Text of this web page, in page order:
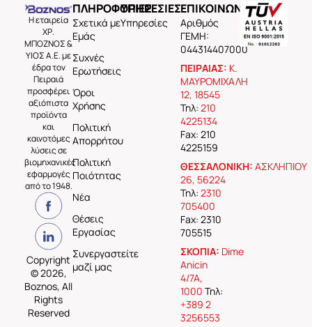
Η εταιρεία
ΧΡ.
ΜΠΟΖΝΟΣ &
ΥΙΟΣ Α.Ε. με
έδρα τον
Πειραιά
προσφέρει
αξιόπιστα
προϊόντα
και
καινοτόμες
λύσεις σε
βιομηχανικές
εφαρμογές
από το 1948.
Copyright
© 2026,
Boznos, All
Rights
Reserved
ΠΛΗΡΟΦΟΡΙΕΣ
Σχετικά με
Εμάς
Συχνές
Ερωτήσεις
Όροι
Χρήσης
Πολιτική
Απορρήτου
Πολιτική
Ποιότητας
Νέα
Θέσεις
Εργασίας
Συνεργαστείτε
μαζί μας
ΥΠΗΡΕΣΙΕΣ
Υπηρεσίες
ΕΠΙΚΟΙΝΩΝΙΑ
Aριθμός
ΓΕΜΗ:
044314407000
ΠΕΙΡΑΙΑΣ: Κ.
ΜΑΥΡΟΜΙΧΑΛΗ
12, 18545
Τηλ: 210
4225134
Fax: 210
4225159
ΘΕΣΣΑΛΟΝΙΚΗ: ΑΣΚΛΗΠΙΟΥ
26, 56224
Τηλ: 2310
705400
Fax: 2310
705515
ΣΚΟΠΙΑ: Dime
Anicin
4/7A,
1000 Τηλ:
+389 2
3256553